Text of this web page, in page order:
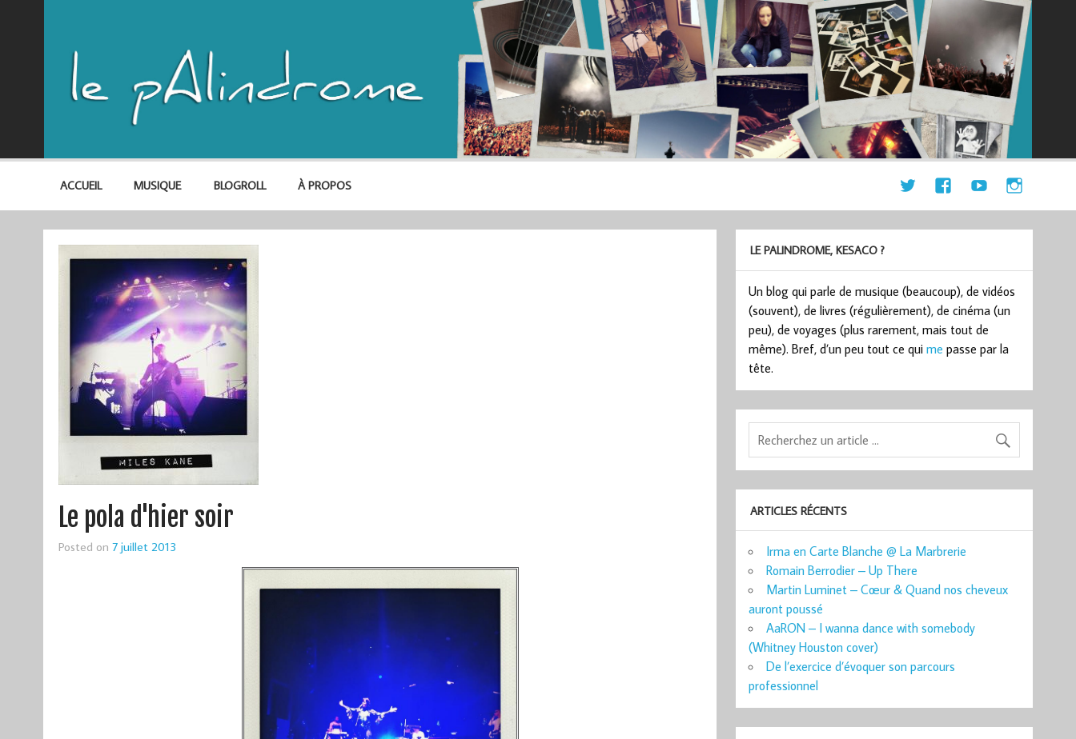
ACCUEIL MUSIQUE BLOGROLL À PROPOS
Le pola d'hier soir
Posted on 7 juillet 2013
LE PALINDROME, KESACO ?
Un blog qui parle de musique (beaucoup), de vidéos
(souvent), de livres (régulièrement), de cinéma (un
peu), de voyages (plus rarement, mais tout de
même). Bref, d’un peu tout ce quime passe par la
tête.
ARTICLES RÉCENTS
Irma en Carte Blanche @ La Marbrerie
Romain Berrodier – Up There
Martin Luminet – Cœur & Quand nos cheveux
auront poussé
AaRON – I wanna dance with somebody
(Whitney Houston cover)
De l’exercice d’évoquer son parcours
professionnel